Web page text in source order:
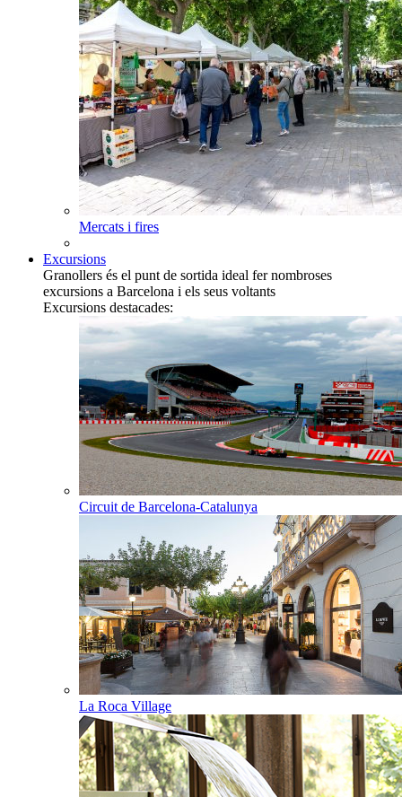
Mercats i fires
Excursions
Granollers és el punt de sortida ideal fer nombroses
excursions a Barcelona i els seus voltants
Excursions destacades:
Circuit de Barcelona-Catalunya
La Roca Village